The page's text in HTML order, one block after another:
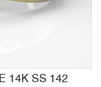
14K SS 142